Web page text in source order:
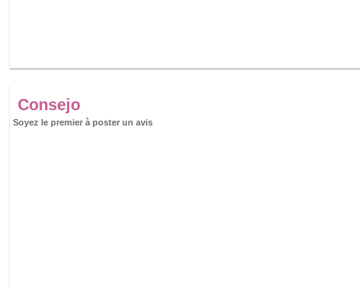
Consejo
Soyez le premier à poster un avis